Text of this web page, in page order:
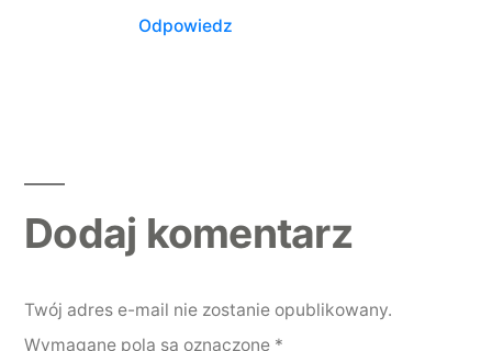
Odpowiedz
Dodaj komentarz
Twój adres e-mail nie zostanie opublikowany.
Wymagane pola są oznaczone *
Dodaj komentarz